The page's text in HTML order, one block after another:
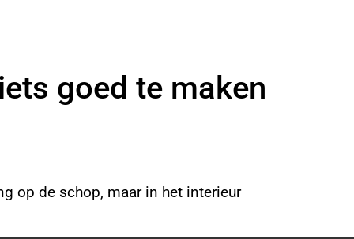
goed te maken
op de schop, maar in het interieur